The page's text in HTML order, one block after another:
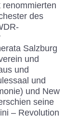
renommierten
des
Salzburg
und
und
und
und New
seine
– Revolution